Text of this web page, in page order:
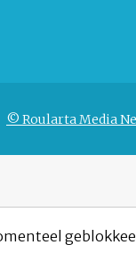
© Roularta Media